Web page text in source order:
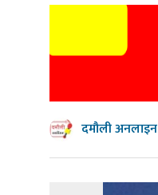
दमौली अनलाइन